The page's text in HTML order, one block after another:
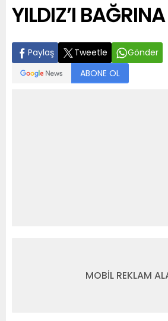
YILDIZ’I
Paylaş Tweetle
Gönder
ABONE OL
MOBİL REKLAM